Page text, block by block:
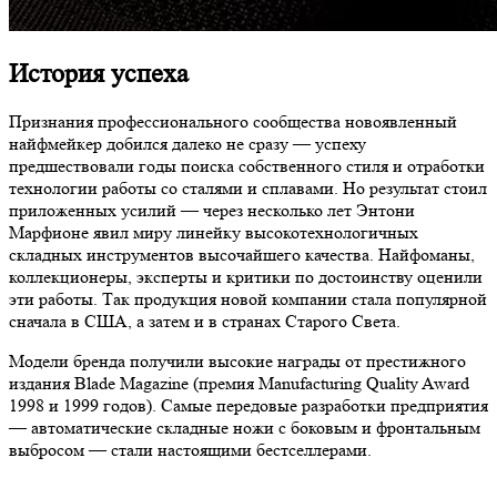
История успеха
Признания профессионального сообщества новоявленный
найфмейкер добился далеко не сразу — успеху
предшествовали годы поиска собственного стиля и отработки
технологии работы со сталями и сплавами. Но результат стоил
приложенных усилий — через несколько лет Энтони
Марфионе явил миру линейку высокотехнологичных
складных инструментов высочайшего качества. Найфоманы,
коллекционеры, эксперты и критики по достоинству оценили
эти работы. Так продукция новой компании стала популярной
сначала в США, а затем и в странах Старого Света.
Модели бренда получили высокие награды от престижного
издания Blade Magazine (премия Manufacturing Quality Award
1998 и 1999 годов). Самые передовые разработки предприятия
— автоматические складные ножи с боковым и фронтальным
выбросом — стали настоящими бестселлерами.